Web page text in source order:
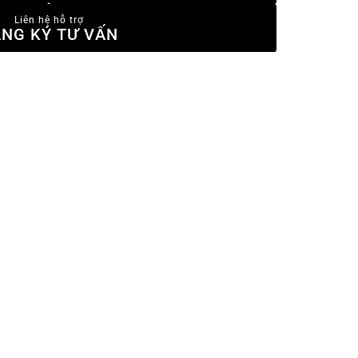
Liên hệ hỗ trợ
KÝ TƯ VẤN